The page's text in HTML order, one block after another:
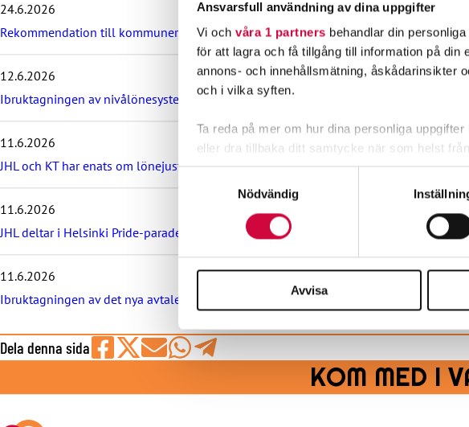
Ansvarsfull användning av dina uppgifter
Vi och våra 1 partners behandlar din
för att lagra och få tillgång till information på din
annons- och innehållsmätning, åskådarinsikter
och i vilka syften.
Ta reda på mer om hur dina personliga
eller dra tillbaka ditt samtycke när som helst
Vi använder enhetsidentifierare för att anpassa
till de sociala medier och annons- och
Nödvändig
Avvisa
e
r
s
e
s
t
e
n
y
e
t
e
n
24.6.2026
Rekommendation till kommuner, välfärdsområden och KT:s företag om
12.6.2026
Ibruktagningen av nivålönesystemet i VÄLKA bilaga 7 skjuts upp
11.6.2026
JHL och KT har enats om lönejusteringarna för kommunsektorns timavlönade
11.6.2026
JHL deltar i Helsinki Pride-paraden – kom med du också!
11.6.2026
Ibruktagningen av det nya avtalet för kommunsektorn TEKTA senareläggs, också
Dela denna sida
KOM MED I